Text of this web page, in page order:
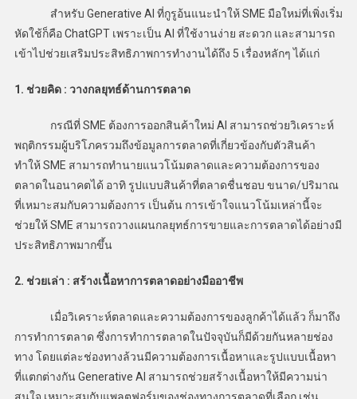
สำหรับ Generative AI ที่กูรูอ้นแนะนำให้ SME มือใหม่ที่เพิ่งเริ่ม
หัดใช้ก็คือ ChatGPT เพราะเป็น AI ที่ใช้งานง่าย สะดวก และสามารถ
เข้าไปช่วยเสริมประสิทธิภาพการทำงานได้ถึง 5 เรื่องหลักๆ ได้แก่
1. ช่วยคิด : วางกลยุทธ์ด้านการตลาด
กรณีที่ SME ต้องการออกสินค้าใหม่ AI สามารถช่วยวิเคราะห์
พฤติกรรมผู้บริโภครวมถึงข้อมูลการตลาดที่เกี่ยวข้องกับตัวสินค้า
ทำให้ SME สามารถทำนายแนวโน้มตลาดและความต้องการของ
ตลาดในอนาคตได้ อาทิ รูปแบบสินค้าที่ตลาดชื่นชอบ ขนาด/ปริมาณ
ที่เหมาะสมกับความต้องการ เป็นต้น การเข้าใจแนวโน้มเหล่านี้จะ
ช่วยให้ SME สามารถวางแผนกลยุทธ์การขายและการตลาดได้อย่างมี
ประสิทธิภาพมากขึ้น
2. ช่วยเล่า : สร้างเนื้อหาการตลาดอย่างมืออาชีพ
เมื่อวิเคราะห์ตลาดและความต้องการของลูกค้าได้แล้ว ก็มาถึง
การทำการตลาด ซึ่งการทำการตลาดในปัจจุบันก็มีด้วยกันหลายช่อง
ทาง โดยแต่ละช่องทางล้วนมีความต้องการเนื้อหาและรูปแบบเนื้อหา
ที่แตกต่างกัน Generative AI สามารถช่วยสร้างเนื้อหาให้มีความน่า